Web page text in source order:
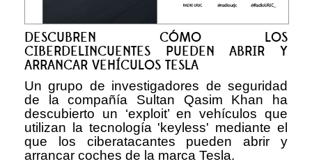
DESCUBREN CÓMO LOS
CIBERDELINCUENTES PUEDEN ABRIR Y
ARRANCAR VEHÍCULOS TESLA
Un grupo de investigadores de seguridad
de la compañía Sultan Qasim Khan ha
descubierto un ‘exploit’ en vehículos que
utilizan la tecnología 'keyless' mediante el
que los ciberatacantes pueden abrir y
arrancar coches de la marca Tesla.